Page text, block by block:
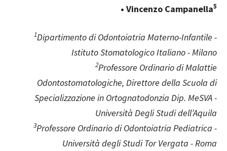
• Vincenzo Campanella5
1Dipartimento di Odontoiatria Materno-Infantile -
Istituto Stomatologico Italiano - Milano
2Professore Ordinario di Malattie
Odontostomatologiche, Direttore della Scuola di
Specializzazione in Ortognatodonzia Dip. MeSVA -
Università Degli Studi dell’Aquila
3Professore Ordinario di Odontoiatria Pediatrica -
Università degli Studi Tor Vergata - Roma